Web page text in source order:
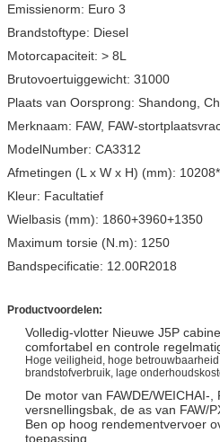
Emissienorm: Euro 3
Brandstoftype: Diesel
Motorcapaciteit: > 8L
Brutovoertuiggewicht: 31000
Plaats van Oorsprong: Shandong,
Merknaam: FAW, FAW-
ModelNumber: CA3312
Afmetingen (L x W x H) (mm):
Kleur: Facultatief
Wielbasis (mm): 1860+3960+1350
Maximum torsie (N.m): 1250
Bandspecificatie: 12.00R2018
Productvoordelen:
Volledig-vlotter Nieuwe J5P
comfortabel en controle
Hoge veiligheid, hoge
brandstofverbruik, lage
De motor van FAWDE/WEICHAI-,
versnellingsbak, de as van FAW/
Ben op hoog rendementvervoer
toepassing